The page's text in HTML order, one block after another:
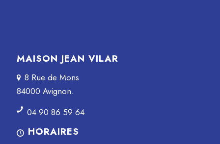
MAISON JEAN VILAR
8 Rue de Mons
84000 Avignon.
04 90 86 59 64
HORAIRES